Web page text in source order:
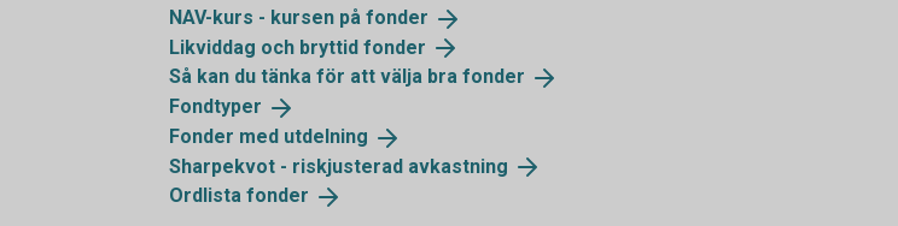
NAV-kurs - kursen på fonder
Likviddag och bryttid fonder
Så kan du tänka för att välja bra fonder
Fondtyper
Fonder med utdelning
Sharpekvot - riskjusterad avkastning
Ordlista fonder